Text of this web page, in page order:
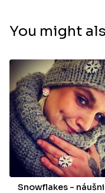
You might
Snowflakes -